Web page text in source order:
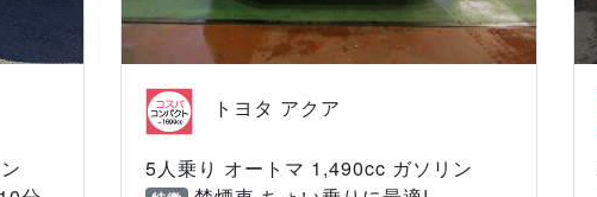
トヨタ アクア
5人乗り オートマ 1,490cc ガソリン